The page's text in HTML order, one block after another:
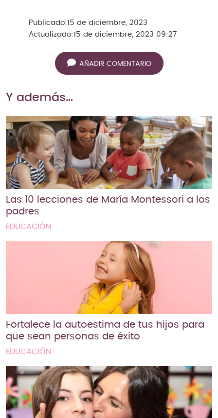
Publicado:15 de diciembre, 2023
Actualizado:15 de diciembre, 2023 09:27
AÑADIR COMENTARIO
Y además…
Las 10 lecciones de María Montessori a los
padres
EDUCACIÓN
Fortalece la autoestima de tus hijos para
que sean personas de éxito
EDUCACIÓN